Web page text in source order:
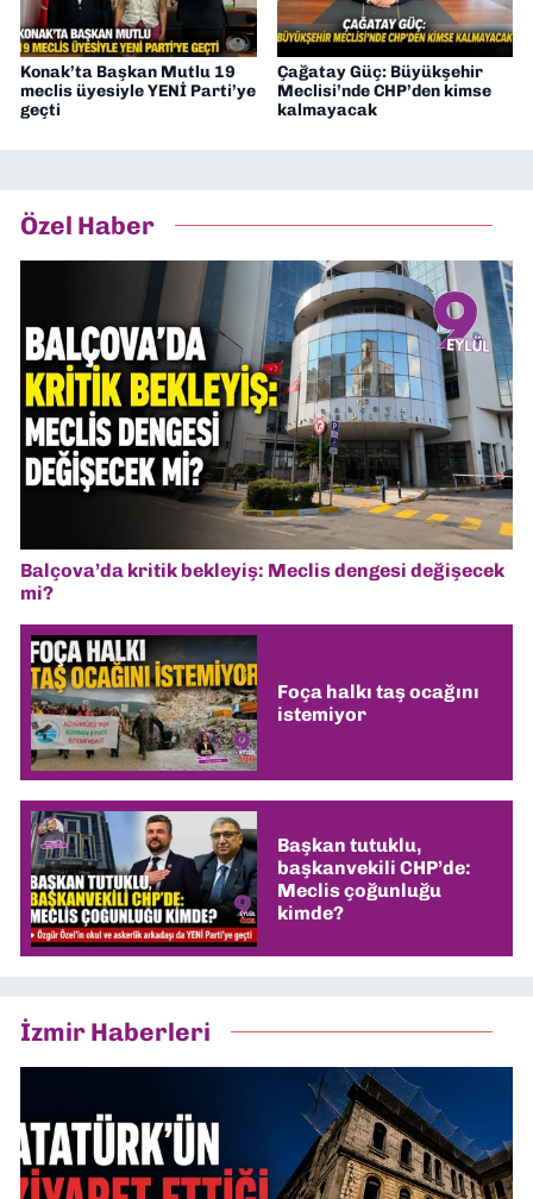
Konak’ta Başkan Mutlu 19
meclis üyesiyle YENİ Parti’ye
geçti
Çağatay Güç: Büyükşehir
Meclisi’nde CHP’den kimse
kalmayacak
Özel Haber
Balçova’da kritik bekleyiş: Meclis dengesi değişecek
mi?
Foça halkı taş ocağını
istemiyor
Başkan tutuklu,
başkanvekili CHP’de:
Meclis çoğunluğu
kimde?
İzmir Haberleri